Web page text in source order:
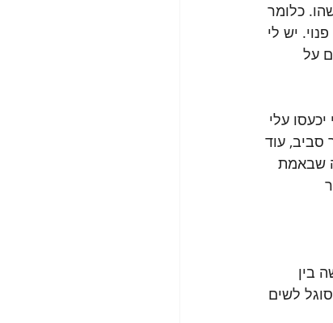
כלומר
יש לי
על
עלי
סביב, עוד
שבאמת
בין
לשים